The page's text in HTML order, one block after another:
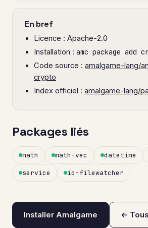
En bref
Licence : Apache-2.0
Installation : amc package add
Code source : amalgame-lang/
crypto
Index officiel : amalgame-lang/
Packages liés
math math-vec datetime
service io-filewatcher
Installer Amalgame ←